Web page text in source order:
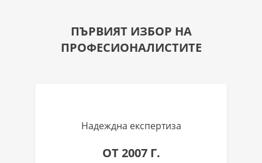
ПЪРВИЯТ ИЗБОР НА
ПРОФЕСИОНАЛИСТИТЕ
Надеждна експертиза
ОТ 2007 Г.